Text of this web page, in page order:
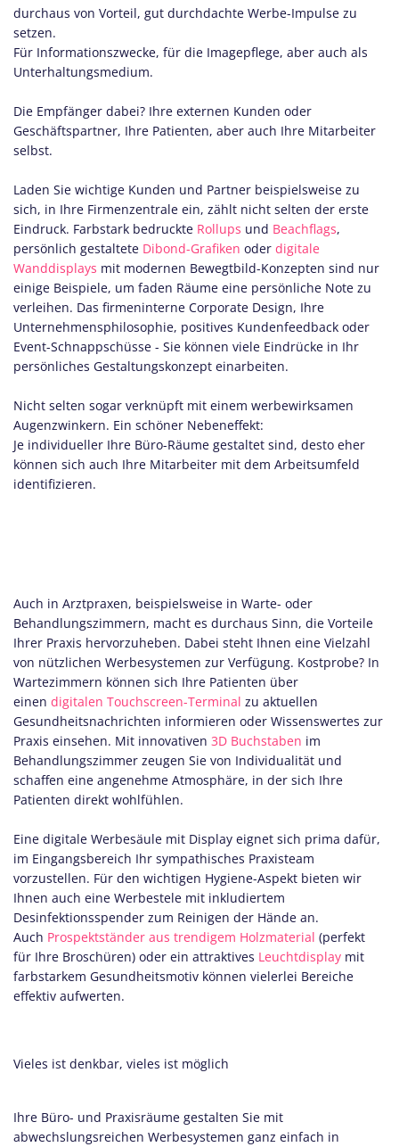
durchaus von Vorteil, gut durchdachte Werbe-Impulse zu
setzen.
Für Informationszwecke, für die Imagepflege, aber auch als
Unterhaltungsmedium.
Die Empfänger dabei? Ihre externen Kunden oder
Geschäftspartner, Ihre Patienten, aber auch Ihre Mitarbeiter
selbst.
Laden Sie wichtige Kunden und Partner beispielsweise zu
sich, in Ihre Firmenzentrale ein, zählt nicht selten der erste
Eindruck. Farbstark bedruckte Rollups und Beachflags,
persönlich gestaltete Dibond-Grafiken oder digitale
Wanddisplays mit modernen Bewegtbild-Konzepten sind nur
einige Beispiele, um faden Räume eine persönliche Note zu
verleihen. Das firmeninterne Corporate Design, Ihre
Unternehmensphilosophie, positives Kundenfeedback oder
Event-Schnappschüsse - Sie können viele Eindrücke in Ihr
persönliches Gestaltungskonzept einarbeiten.
Nicht selten sogar verknüpft mit einem werbewirksamen
Augenzwinkern. Ein schöner Nebeneffekt:
Je individueller Ihre Büro-Räume gestaltet sind, desto eher
können sich auch Ihre Mitarbeiter mit dem Arbeitsumfeld
identifizieren.
Auch in Arztpraxen, beispielsweise in Warte- oder
Behandlungszimmern, macht es durchaus Sinn, die Vorteile
Ihrer Praxis hervorzuheben. Dabei steht Ihnen eine Vielzahl
von nützlichen Werbesystemen zur Verfügung. Kostprobe? In
Wartezimmern können sich Ihre Patienten über
einen digitalen Touchscreen-Terminal zu aktuellen
Gesundheitsnachrichten informieren oder Wissenswertes zur
Praxis einsehen. Mit innovativen 3D Buchstaben im
Behandlungszimmer zeugen Sie von Individualität und
schaffen eine angenehme Atmosphäre, in der sich Ihre
Patienten direkt wohlfühlen.
Eine digitale Werbesäule mit Display eignet sich prima dafür,
im Eingangsbereich Ihr sympathisches Praxisteam
vorzustellen. Für den wichtigen Hygiene-Aspekt bieten wir
Ihnen auch eine Werbestele mit inkludiertem
Desinfektionsspender zum Reinigen der Hände an.
Auch Prospektständer aus trendigem Holzmaterial (perfekt
für Ihre Broschüren) oder ein attraktives Leuchtdisplay mit
farbstarkem Gesundheitsmotiv können vielerlei Bereiche
effektiv aufwerten.
Vieles ist denkbar, vieles ist möglich
Ihre Büro- und Praxisräume gestalten Sie mit
abwechslungsreichen Werbesystemen ganz einfach in